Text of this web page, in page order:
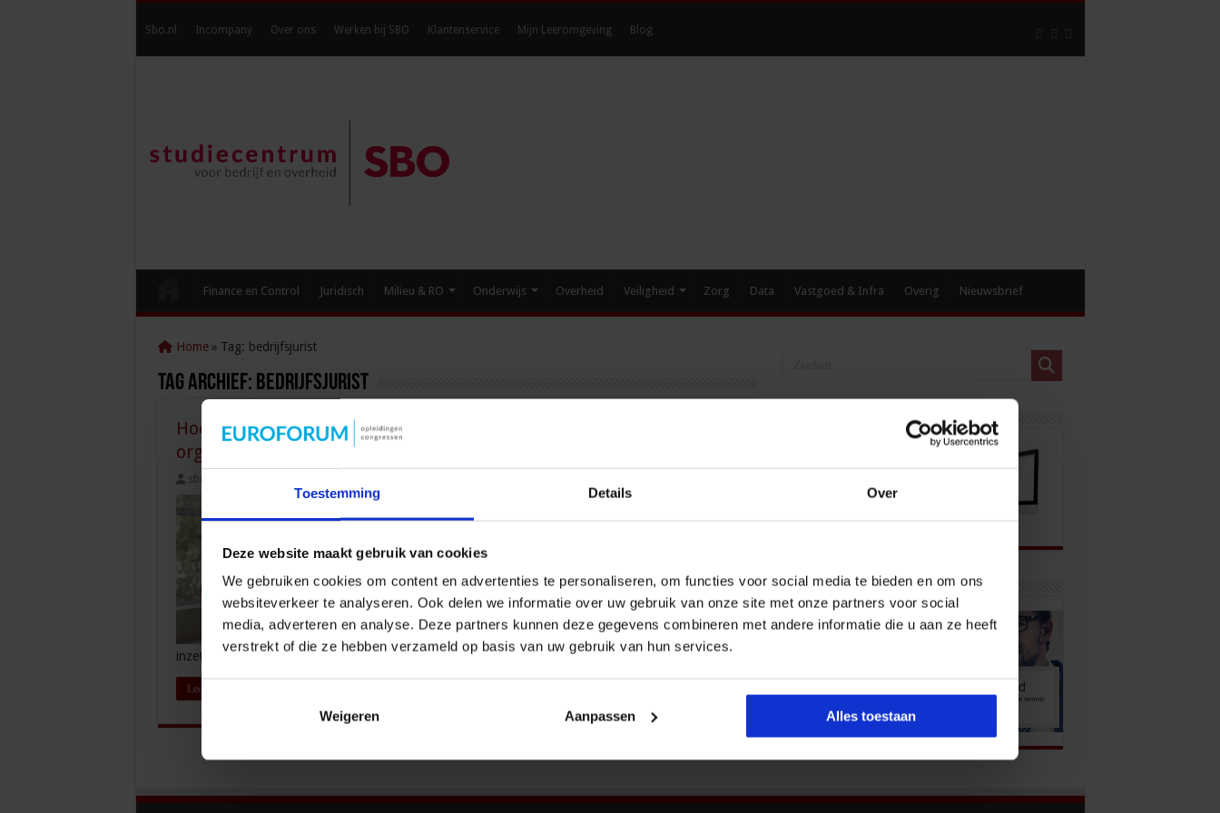
Toestemming Details Over
Deze website maakt gebruik van cookies
We gebruiken cookies om content en advertenties te personaliseren, om functies voor social media te bieden en om ons
websiteverkeer te analyseren. Ook delen we informatie over uw gebruik van onze site met onze partners voor social
media, adverteren en analyse. Deze partners kunnen deze gegevens combineren met andere informatie die u aan ze heeft
verstrekt of die ze hebben verzameld op basis van uw gebruik van hun services.
Weigeren Aanpassen Alles toestaan
Sbo.nl Incompany Over ons Werken bij SBO Klantenservice Mijn Leeromgeving Blog
Finance en Control Juridisch Milieu & RO Onderwijs Overheid Veiligheid Zorg Data Vastgoed & Infra Overig Nieuwsbrief
Home » Tag: bedrijfsjurist
Tag Archief: bedrijfsjurist
Hoe kun je effectief beïnvloeden binnen de context van jouw
organisatie?
sbo
terugkerend thema, maar hoe doe je dit binnen
negatief te beïnvloeden? Hoe weet je welke
belangen spelen en hoe jij je daarin verhoudt?
Vraagstelling en de perceptie zijn hierin cruciaal,
zegt Koert Lafeber, partner bij Stichting
Communicatie. Welke adviesvormen kun je
inzetten om effectief te beïnvloeden in jouw …
Lees verder »
Bekijk onze opleidingen